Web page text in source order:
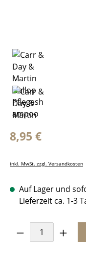
Regulärer Preis:
8,95 €
inkl. MwSt. zzgl. Versandkosten
Auf Lager und
Lieferzeit ca. 1-3
Produkt